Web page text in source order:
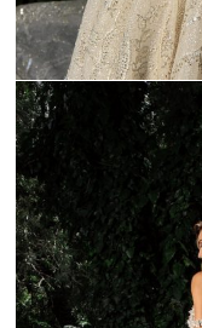
_C9A9195-1